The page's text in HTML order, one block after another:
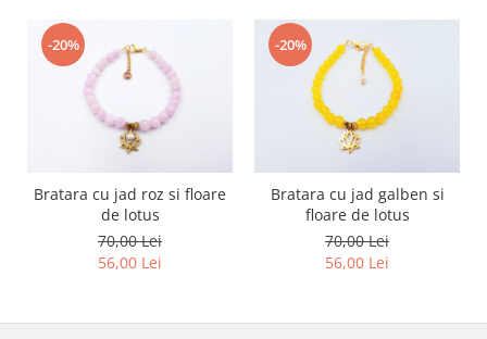
-20%
Bratara cu jad roz si floare
de lotus
70,00 Lei
56,00 Lei
-20%
Bratara cu jad galben si
floare de lotus
70,00 Lei
56,00 Lei